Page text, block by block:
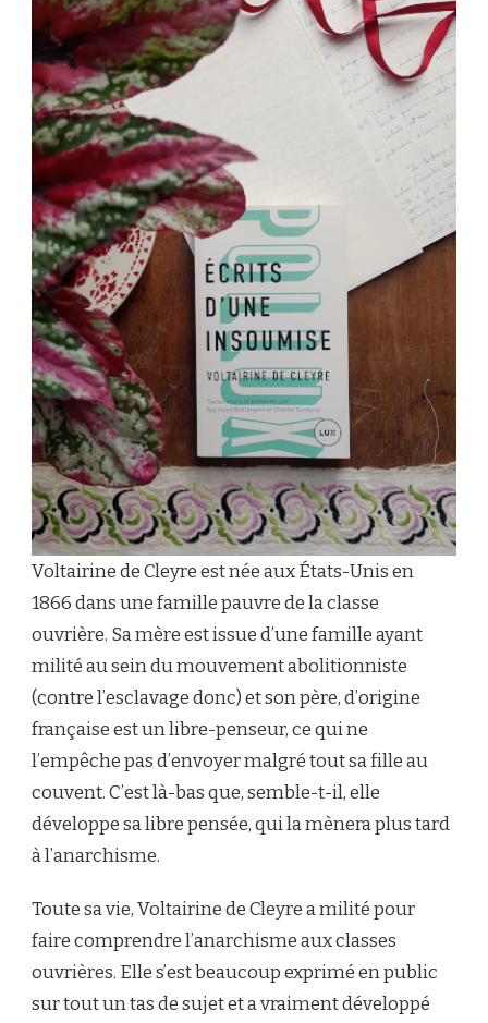
Voltairine de Cleyre est née aux États-Unis en
1866 dans une famille pauvre de la classe
ouvrière. Sa mère est issue d’une famille ayant
milité au sein du mouvement abolitionniste
(contre l’esclavage donc) et son père, d’origine
française est un libre-penseur, ce qui ne
l’empêche pas d’envoyer malgré tout sa fille au
couvent. C’est là-bas que, semble-t-il, elle
développe sa libre pensée, qui la mènera plus tard
à l’anarchisme.
Toute sa vie, Voltairine de Cleyre a milité pour
faire comprendre l’anarchisme aux classes
ouvrières. Elle s’est beaucoup exprimé en public
sur tout un tas de sujet et a vraiment développé